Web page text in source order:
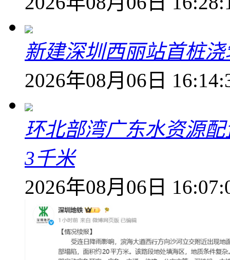
新建深圳西丽站首桩
2026年08月06日
环北部湾广东水资源
3千米
2026年08月06日